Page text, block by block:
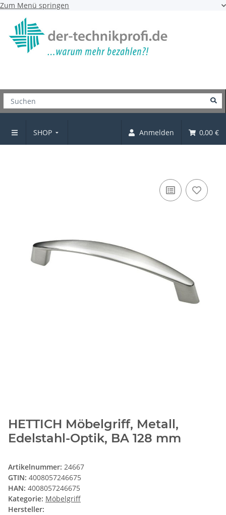
Zum Menü springen
SHOP Anmelden 0,00 €
Möbelgriff
HETTICH Möbelgriff, Metall,
Edelstahl-Optik, BA 128 mm
Artikelnummer: 24667
GTIN: 4008057246675
HAN: 4008057246675
Kategorie: Möbelgriff
Hersteller: